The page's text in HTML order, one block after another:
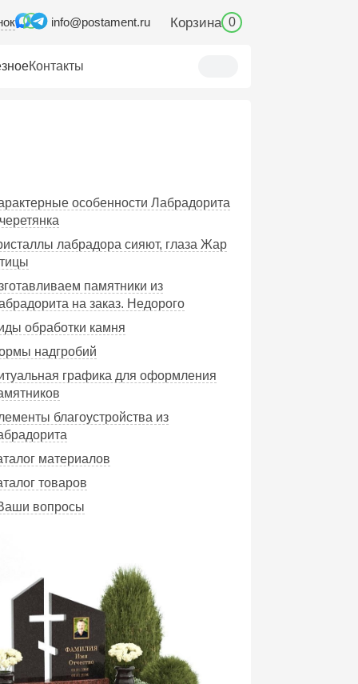
info@postament.ru Корзина 0
Контакты
особенности Лабрадорита
лабрадора сияют, глаза Жар
памятники из
на заказ. Недорого
обработки камня
надгробий
графика для оформления
благоустройства из
материалов
товаров
вопросы